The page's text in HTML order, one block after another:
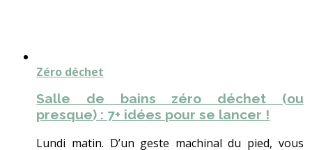
Zéro déchet
Salle de bains zéro déchet (ou
presque) : 7+ idées pour se lancer !
Lundi matin. D’un geste machinal du pied, vous